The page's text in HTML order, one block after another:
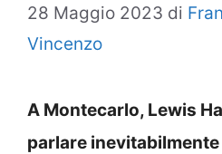
28 Maggio 2023 di
Vincenzo
A Montecarlo, Lewis
parlare